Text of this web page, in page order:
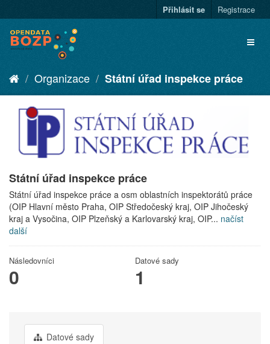
Přihlásit se Registrace
Organizace Státní úřad inspekce práce
Státní úřad inspekce práce
Státní úřad inspekce práce a osm oblastních inspektorátů práce
(OIP Hlavní město Praha, OIP Středočeský kraj, OIP Jihočeský
kraj a Vysočina, OIP Plzeňský a Karlovarský kraj, OIP... načíst
další
Následovníci
0
Datové sady
1
Datové sady